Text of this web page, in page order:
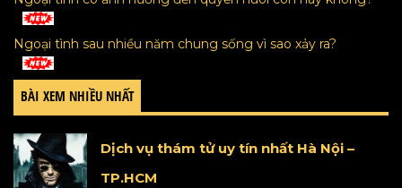
Ngoại tình sau nhiều năm chung sống vì sao xảy ra?
BÀI XEM NHIỀU NHẤT
Dịch vụ thám tử uy tín nhất Hà Nội –
TP.HCM